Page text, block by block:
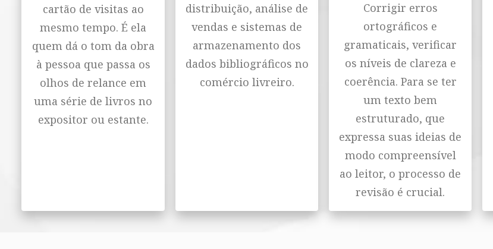
cartão de visitas ao
mesmo tempo. É ela
quem dá o tom da obra
à pessoa que passa os
olhos de relance em
uma série de livros no
expositor ou estante.
distribuição, análise de
vendas e sistemas de
armazenamento dos
dados bibliográficos no
comércio livreiro.
Corrigir erros
ortográficos e
gramaticais, verificar
os níveis de clareza e
coerência. Para se ter
um texto bem
estruturado, que
expressa suas ideias de
modo compreensível
ao leitor, o processo de
revisão é crucial.